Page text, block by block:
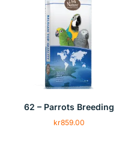
62 – Parrots Breeding
kr859.00